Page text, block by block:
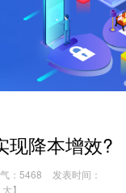
现降本增效?
：5468
发表时间：
大】